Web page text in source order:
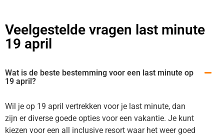
Veelgestelde vragen last minute
19 april
Wat is de beste bestemming voor een last minute op
19 april?
Wil je op 19 april vertrekken voor je last minute, dan
zijn er diverse goede opties voor een vakantie. Je kunt
kiezen voor een all inclusive resort waar het weer goed